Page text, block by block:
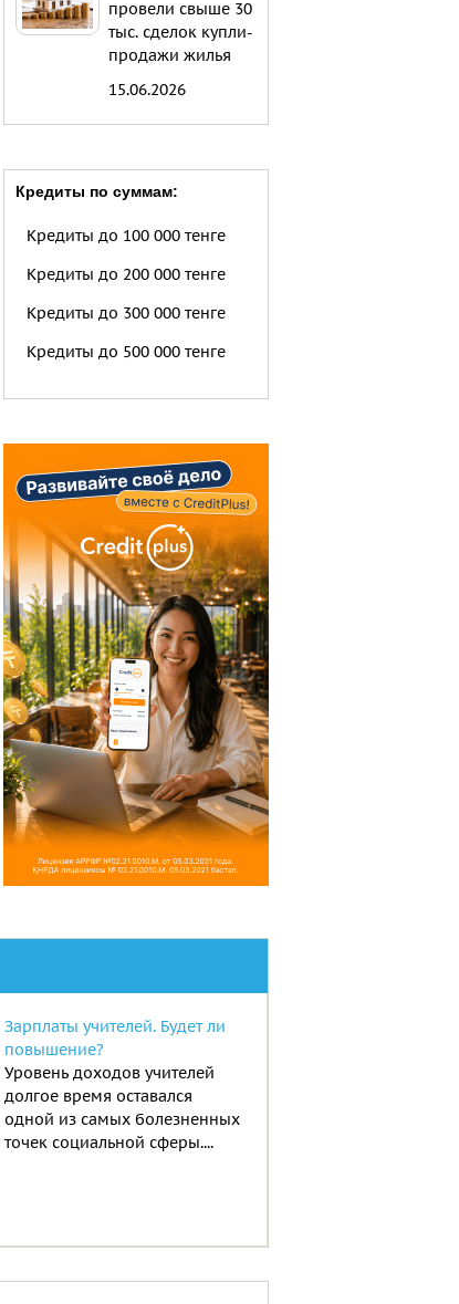
провели свыше 30
тыс. сделок купли-
продажи жилья
15.06.2026
Кредиты по суммам:
Кредиты до 100 000 тенге
Кредиты до 200 000 тенге
Кредиты до 300 000 тенге
Кредиты до 500 000 тенге
Зарплаты учителей. Будет ли
повышение?
Уровень доходов учителей
долгое время оставался
одной из самых болезненных
точек социальной сферы....